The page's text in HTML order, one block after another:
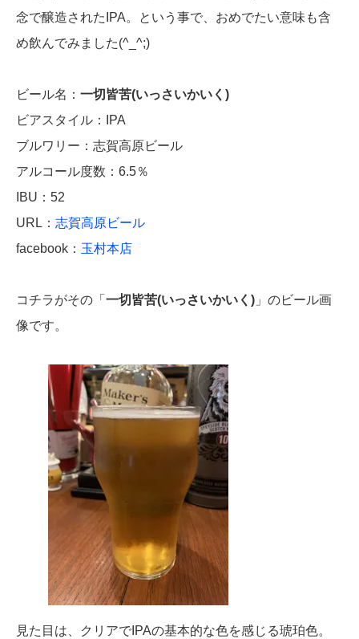
念で醸造されたIPA。という事で、おめでたい意味も含
め飲んでみました(^_^;)
ビール名： 一切皆苦(いっさいかいく)
ビアスタイル：IPA
ブルワリー：志賀高原ビール
アルコール度数：6.5％
IBU：52
URL： 志賀高原ビール
facebook： 玉村本店
コチラがその「 一切皆苦(いっさいかいく) 」のビール画
像です。
見た目は、クリアでIPAの基本的な色を感じる琥珀色。